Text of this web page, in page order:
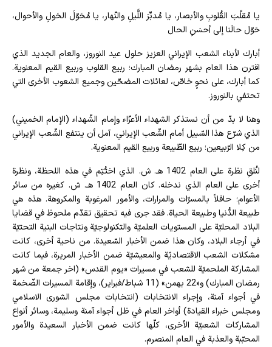
يا مُقلّبَ القُلوبِ والأبصار، يا مُدبِّرَ اللَّيلِ والنّهار، يا مُحَوّلَ الحَولِ والأحوال،
حَوّل حالَنا إلى أحسَنِ الحال
أبارك لأبناء الشعب الإيراني العزيز حلول عيد النوروز، والعام الجديد الذي
اقترن هذا العام بشهر رمضان المبارك؛ ربيع القلوب وربيع القيم المعنوية.
كما أبارك، على نحوٍ خاصّ، لعائلات المضحّين وجميع الشعوب الأخرى التي
تحتفي بالنوروز.
وهنا لا بدّ من أن نستذكر الشهداء الأعزّاء وإمام الشّهداء (الإمام الخميني)
الذي شرّع هذا السّبيل أمام الشّعب الإيراني، آمل أن ينتفع الشّعب الإيراني
من كِلا الرّبيعين؛ ربيع الطّبيعة وربيع القيم المعنوية.
لنُلقِ نظرة على العام 1402 هـ. ش. الذي اختُتِم في هذه اللحظة، ونظرة
أخرى على العام الذي ندخله. كان العام 1402 هـ. ش. كغيره من سائر
الأعوام؛ حافلاً بالمسرّات والمرارات، والأمور المرغوبة والمكروهة. هذه هي
طبيعة الدُّنيا وطبيعة الحياة. فقد جرى فيه تحقيق تقدّم ملحوظ في قضايا
البلاد المحليّة على المستويات العلميّة والتكنولوجيّة ونتاجات البنية التحتيّة
في أرجاء البلاد، وكان هذا ضمن الأخبار السّعيدة. من ناحية أخرى، كانت
مشكلات الشعب الاقتصاديّة والمعيشيّة ضمن الأخبار المريرة، فيما كانت
المشاركة الملحميّة للشعب في مسيرات «يوم القدس» (اخر جمعة من شهر
رمضان المبارك) و«22 بهمن» (11 شباط/فبراير)، وإقامة المسيرات الضّخمة
في أجواء آمنة، وإجراء الانتخابات (انتخابات مجلس الشورى الاسلامي
ومجلس خبراء القيادة) أواخر العام في ظل أجواء آمنة وسليمة، وسائر أنواع
المشاركات الشعبيّة الأخرى، كلّها كانت ضمن الأخبار السعيدة والأمور
المحبّبة والعذبة في العام المنصرم.